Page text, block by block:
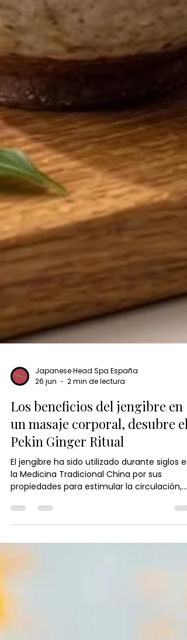
Japanese Head Spa España
26 jun
2 min de lectura
Los beneficios del jengibre en
un masaje corporal, desubre el
Pekin Ginger Ritual
El jengibre ha sido utilizado durante siglos en
aliviar la tensión y promover el equilibrio del